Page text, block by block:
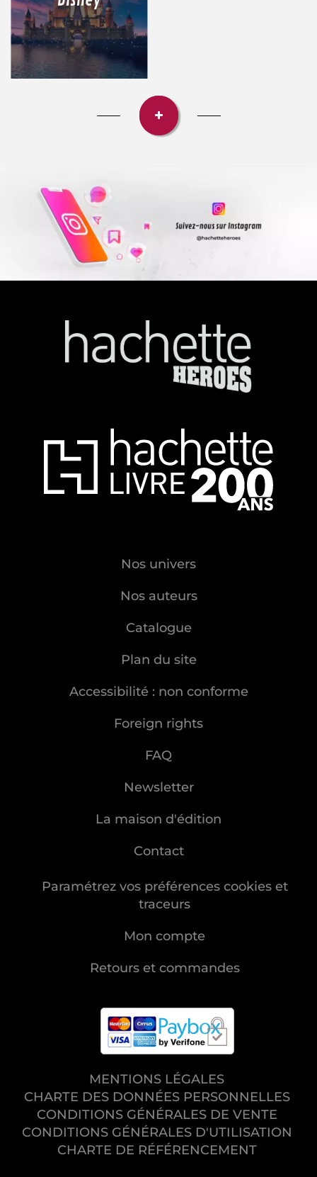
Nos univers
Nos auteurs
Catalogue
Plan du site
Accessibilité : non conforme
Foreign rights
FAQ
Newsletter
La maison d'édition
Contact
Paramétrez vos préférences cookies et
traceurs
Mon compte
Retours et commandes
MENTIONS LÉGALES
CHARTE DES DONNÉES PERSONNELLES
CONDITIONS GÉNÉRALES DE VENTE
CONDITIONS GÉNÉRALES D'UTILISATION
CHARTE DE RÉFÉRENCEMENT